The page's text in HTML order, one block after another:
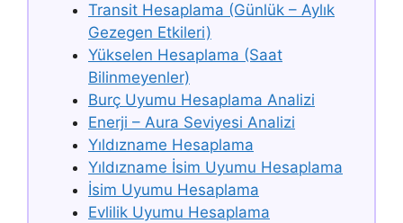
Transit Hesaplama (Günlük – Aylık
Gezegen Etkileri)
Yükselen Hesaplama (Saat
Bilinmeyenler)
Burç Uyumu Hesaplama Analizi
Enerji – Aura Seviyesi Analizi
Yıldızname Hesaplama
Yıldızname İsim Uyumu Hesaplama
İsim Uyumu Hesaplama
Evlilik Uyumu Hesaplama